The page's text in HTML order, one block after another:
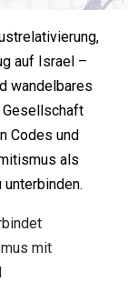
auf Israel –
wandelbares
Gesellschaft
Codes und
als
mit